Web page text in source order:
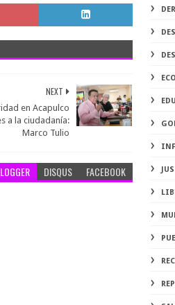
NEXT
en Acapulco
a la ciudadanía:
Marco Tulio
DISQUS FACEBOOK